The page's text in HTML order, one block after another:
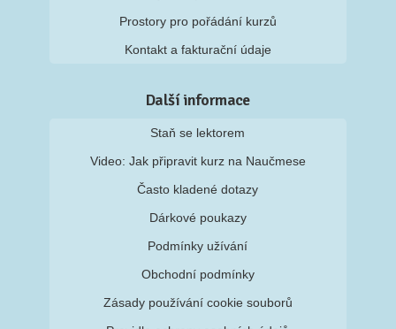
Prostory pro pořádání kurzů
Kontakt a fakturační údaje
Další informace
Staň se lektorem
Video: Jak připravit kurz na Naučmese
Často kladené dotazy
Dárkové poukazy
Podmínky užívání
Obchodní podmínky
Zásady používání cookie souborů